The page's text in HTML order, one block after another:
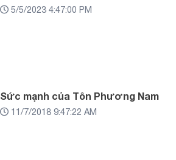
5/5/2023 4:47:00 PM
Sức mạnh của Tôn Phương Nam
11/7/2018 9:47:22 AM